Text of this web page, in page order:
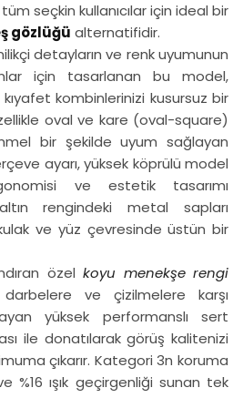
seçkin kullanıcılar için ideal bir
gözlüğü alternatifidir.
detayların ve renk uyumunun
için tasarlanan bu model,
kombinlerinizi kusursuz bir
oval ve kare (oval-square)
bir şekilde uyum sağlayan
ayarı, yüksek köprülü model
ve estetik tasarımı
rengindeki metal sapları
ve yüz çevresinde üstün bir
özel koyu menekşe rengi
ve çizilmelere karşı
yüksek performanslı sert
ile donatılarak görüş kalitenizi
çıkarır. Kategori 3n koruma
%16 ışık geçirgenliği sunan tek